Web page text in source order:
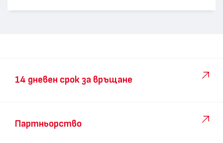
14 дневен срок за връщане
Партньорство